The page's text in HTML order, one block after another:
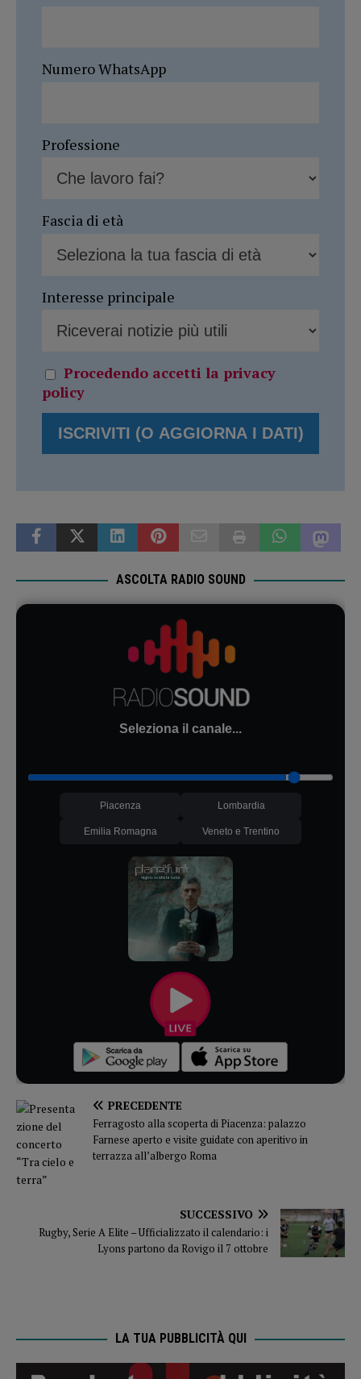
Numero WhatsApp
Professione
Fascia di età
Interesse principale
Procedendo accetti la privacy
policy
ASCOLTA RADIO SOUND
Seleziona il canale...
Piacenza Lombardia
Emilia Romagna Veneto e Trentino
PRECEDENTE
Ferragosto alla scoperta di Piacenza: palazzo
Farnese aperto e visite guidate con aperitivo in
terrazza all’albergo Roma
SUCCESSIVO
Rugby, Serie A Elite – Ufficializzato il calendario: i
Lyons partono da Rovigo il 7 ottobre
LA TUA PUBBLICITÀ QUI